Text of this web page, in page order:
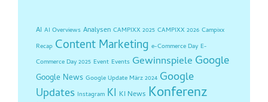
AI AI Overviews Analysen CAMPIXX 2025 CAMPIXX 2026 Campixx
Recap Content Marketing e-Commerce Day E-
Commerce Day 2025 Event Events Gewinnspiele Google
Google News Google Update März 2024 Google
Updates Instagram KI KI News Konferenz